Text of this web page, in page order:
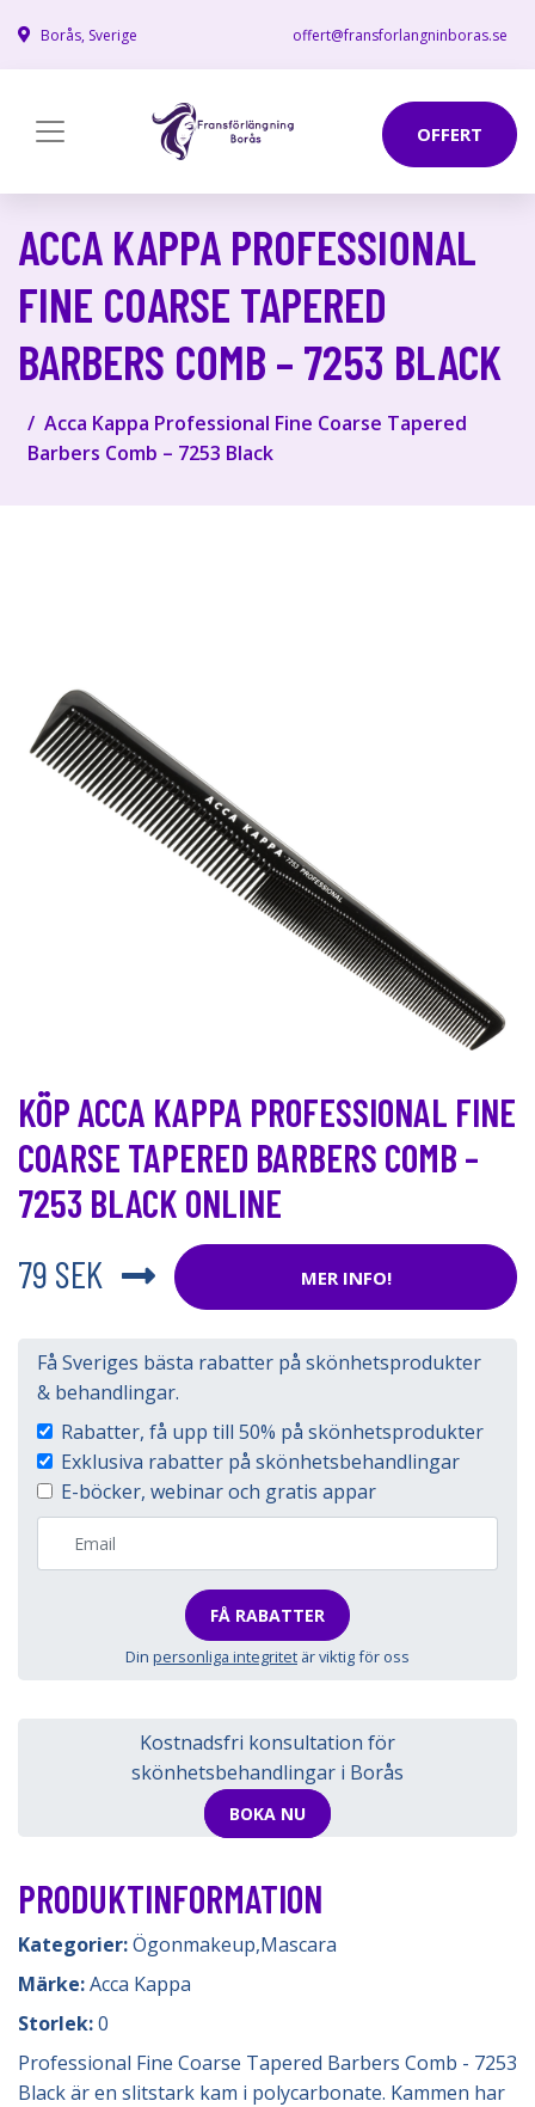
Borås, Sverige offert@fransforlangninboras.se
OFFERT
ACCA KAPPA PROFESSIONAL
FINE COARSE TAPERED
BARBERS COMB – 7253 BLACK
Acca Kappa Professional Fine Coarse Tapered
Barbers Comb – 7253 Black
KÖP ACCA KAPPA PROFESSIONAL FINE
COARSE TAPERED BARBERS COMB –
7253 BLACK ONLINE
79 SEK
MER INFO!
Få Sveriges bästa rabatter på skönhetsprodukter
& behandlingar.
Rabatter, få upp till 50% på skönhetsprodukter
Exklusiva rabatter på skönhetsbehandlingar
E-böcker, webinar och gratis appar
FÅ RABATTER
Din personliga integritet är viktig för oss
Kostnadsfri konsultation för
skönhetsbehandlingar i Borås
BOKA NU
PRODUKTINFORMATION
Kategorier:Ögonmakeup,Mascara
Märke:Acca Kappa
Storlek:0
Professional Fine Coarse Tapered Barbers Comb - 7253
Black är en slitstark kam i polycarbonate. Kammen har